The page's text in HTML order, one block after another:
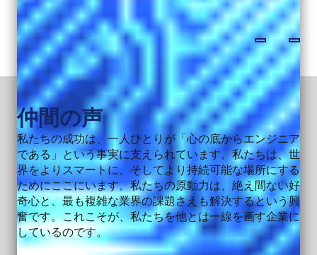
仲間の声
私たちの成功は、一人ひとりが「心の底からエンジニア
である」という事実に支えられています。私たちは、世
界をよりスマートに、そしてより持続可能な場所にする
ためにここにいます。私たちの原動力は、絶え間ない好
奇心と、最も複雑な業界の課題さえも解決するという興
奮です。これこそが、私たちを他とは一線を画す企業に
しているのです。